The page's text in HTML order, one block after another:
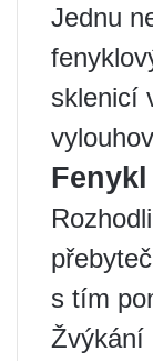
Jednu
sklenicí
s tím
Žvýkání